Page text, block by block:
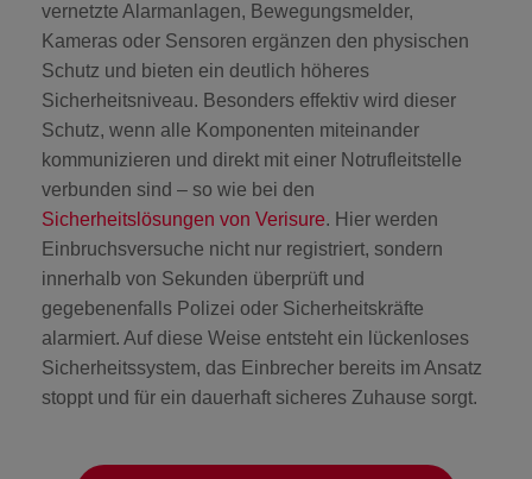
vernetzte Alarmanlagen, Bewegungsmelder,
Kameras oder Sensoren ergänzen den physischen
Schutz und bieten ein deutlich höheres
Sicherheitsniveau. Besonders effektiv wird dieser
Schutz, wenn alle Komponenten miteinander
kommunizieren und direkt mit einer Notrufleitstelle
verbunden sind – so wie bei den
Sicherheitslösungen von Verisure. Hier werden
Einbruchsversuche nicht nur registriert, sondern
innerhalb von Sekunden überprüft und
gegebenenfalls Polizei oder Sicherheitskräfte
alarmiert. Auf diese Weise entsteht ein lückenloses
Sicherheitssystem, das Einbrecher bereits im Ansatz
stoppt und für ein dauerhaft sicheres Zuhause sorgt.